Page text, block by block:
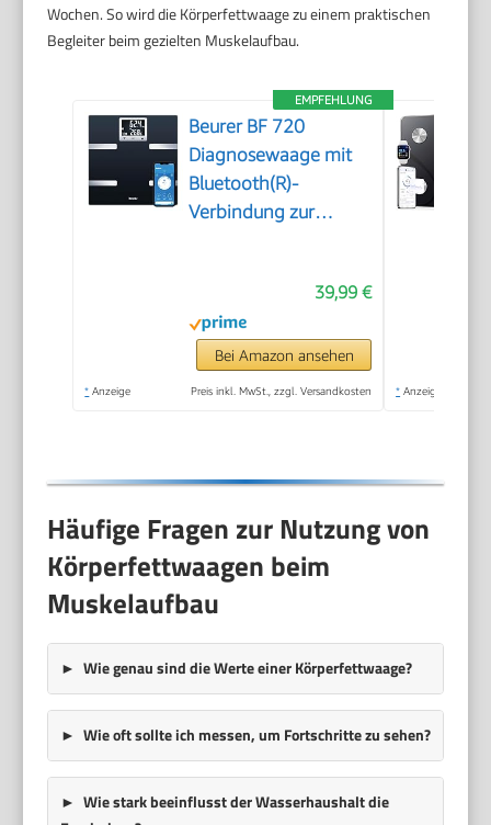
Wochen. So wird die Körperfettwaage zu einem praktischen
Begleiter beim gezielten Muskelaufbau.
EMPFEHLUNG
Beurer BF 720
Diagnosewaage mit
Bluetooth(R)-
Verbindung zur
Körperfett,
Muskelanteil und
Kalorienbedarf
39,99 €
Bei Amazon ansehen
* Anzeige Preis inkl. MwSt., zzgl. Versandkosten * Anzeige
Häufige Fragen zur Nutzung von
Körperfettwaagen beim
Muskelaufbau
Wie genau sind die Werte einer Körperfettwaage?
Wie oft sollte ich messen, um Fortschritte zu sehen?
Wie stark beeinflusst der Wasserhaushalt die